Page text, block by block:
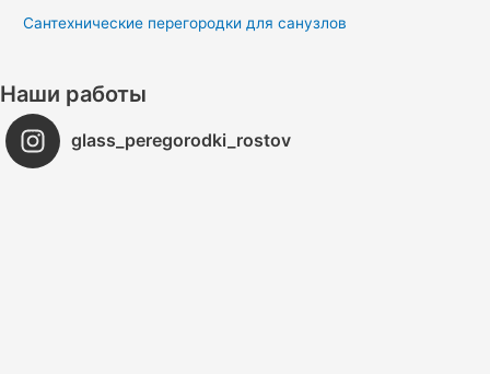
Сантехнические перегородки для санузлов
Наши работы
glass_peregorodki_rostov